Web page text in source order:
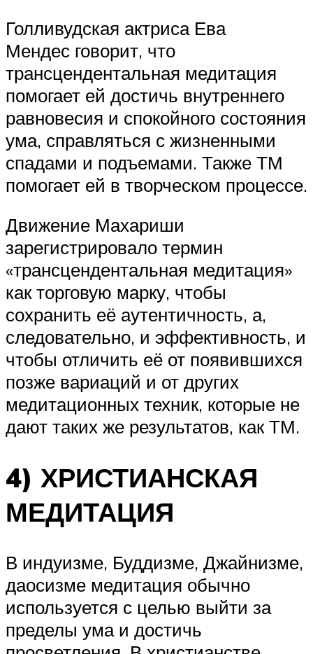
Голливудская актриса Ева
Мендес говорит, что
трансцендентальная медитация
помогает ей достичь внутреннего
равновесия и спокойного состояния
ума, справляться с жизненными
спадами и подъемами. Также ТМ
помогает ей в творческом процессе.
Движение Махариши
зарегистрировало термин
«трансцендентальная медитация»
как торговую марку, чтобы
сохранить её аутентичность, а,
следовательно, и эффективность, и
чтобы отличить её от появившихся
позже вариаций и от других
медитационных техник, которые не
дают таких же результатов, как ТМ.
4) ХРИСТИАНСКАЯ
МЕДИТАЦИЯ
В индуизме, Буддизме, Джайнизме,
даосизме медитация обычно
используется с целью выйти за
пределы ума и достичь